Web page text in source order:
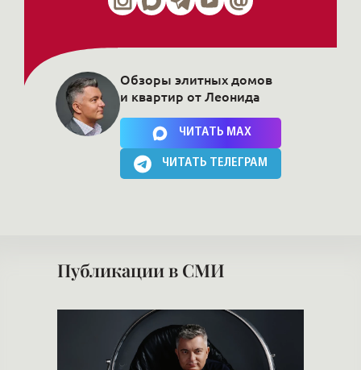
Нажимая на кнопку, Вы соглашаетесь c политикой сайта
Обзоры элитных домов
и квартир от Леонида
ЧИТАТЬ MAX
ЧИТАТЬ ТЕЛЕГРАМ
Публикации в СМИ